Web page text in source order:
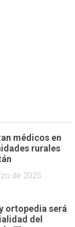
médicos en
rurales
de 2025
ortopedia será
del